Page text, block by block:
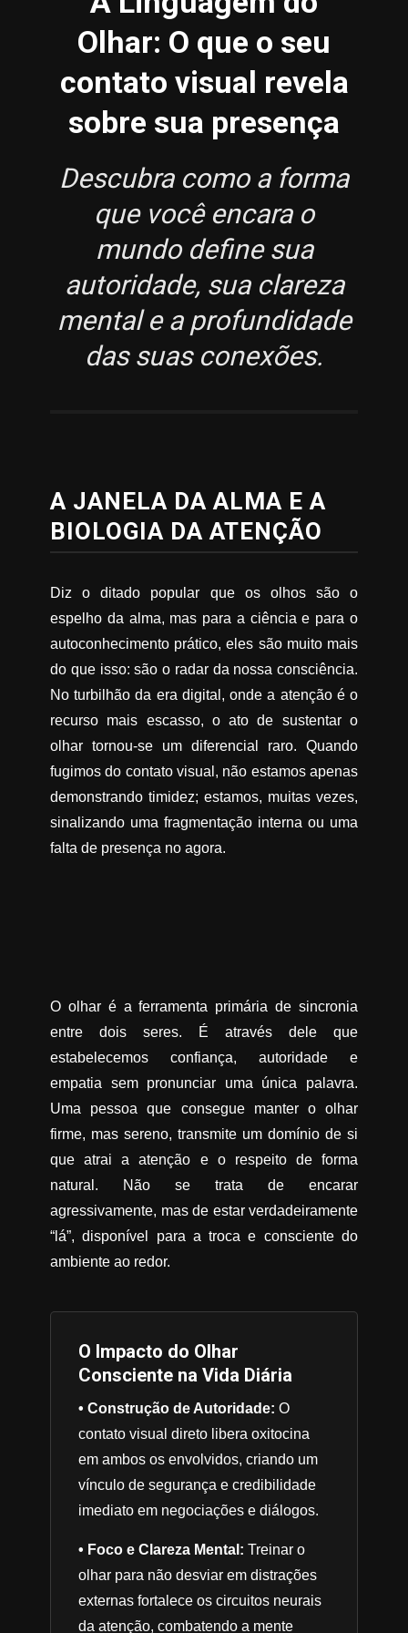
Olhar: O que o seu
contato visual revela
sobre sua presença
Descubra como a forma
que você encara o
mundo define sua
autoridade, sua clareza
mental e a profundidade
das suas conexões.
A JANELA DA ALMA E A
BIOLOGIA DA ATENÇÃO
Diz o ditado popular que os olhos são o
espelho da alma, mas para a ciência e para o
autoconhecimento prático, eles são muito mais
do que isso: são o radar da nossa consciência.
No turbilhão da era digital, onde a atenção é o
recurso mais escasso, o ato de sustentar o
olhar tornou-se um diferencial raro. Quando
fugimos do contato visual, não estamos apenas
demonstrando timidez; estamos, muitas vezes,
sinalizando uma fragmentação interna ou uma
falta de presença no agora.
O olhar é a ferramenta primária de sincronia
entre dois seres. É através dele que
estabelecemos confiança, autoridade e
empatia sem pronunciar uma única palavra.
Uma pessoa que consegue manter o olhar
firme, mas sereno, transmite um domínio de si
que atrai a atenção e o respeito de forma
natural. Não se trata de encarar
agressivamente, mas de estar verdadeiramente
“lá”, disponível para a troca e consciente do
ambiente ao redor.
O Impacto do Olhar
Consciente na Vida Diária
• Construção de Autoridade: O
contato visual direto libera oxitocina
em ambos os envolvidos, criando um
vínculo de segurança e credibilidade
imediato em negociações e diálogos.
• Foco e Clareza Mental: Treinar o
olhar para não desviar em distrações
externas fortalece os circuitos neurais
da atenção, combatendo a mente